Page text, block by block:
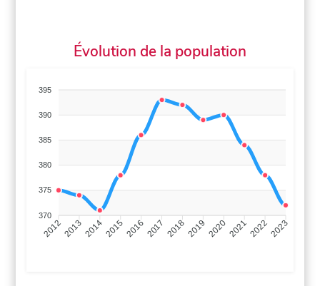
Évolution de la population
395
390
385
380
375
370
201220132014201520162017 20182019 2020202120222023